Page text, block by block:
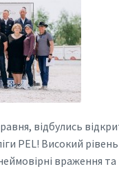
відбулись
PEL! Високий
враження та